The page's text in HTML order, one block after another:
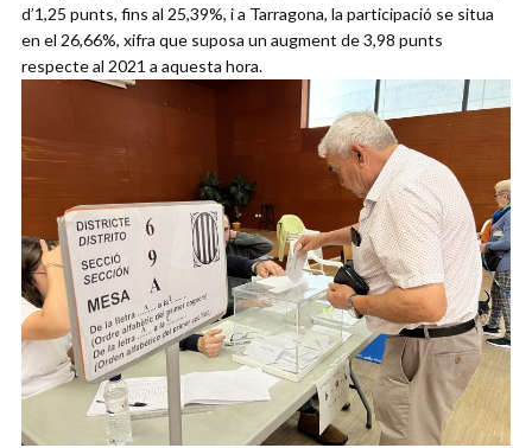
d’1,25 punts, fins al 25,39%, i a Tarragona, la participació se situa
en el 26,66%, xifra que suposa un augment de 3,98 punts
respecte al 2021 a aquesta hora.